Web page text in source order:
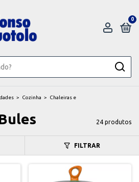
0
> Cozinha >
Chaleiras e
24 produtos
FILTRAR